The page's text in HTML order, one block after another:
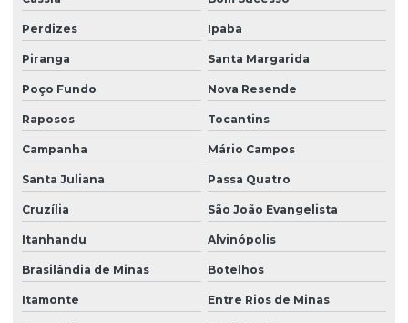
Perdizes Ipaba
Piranga Santa Margarida
Poço Fundo Nova Resende
Raposos Tocantins
Campanha Mário Campos
Santa Juliana Passa Quatro
Cruzília São João Evangelista
Itanhandu Alvinópolis
Brasilândia de Minas Botelhos
Itamonte Entre Rios de Minas